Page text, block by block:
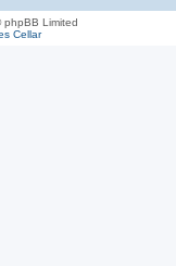
Limited
Cellar